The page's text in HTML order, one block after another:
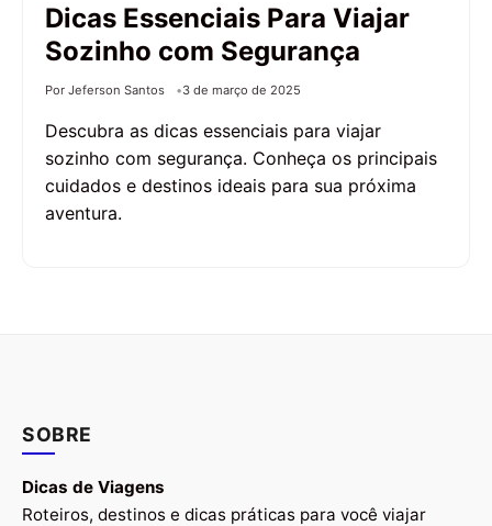
Dicas Essenciais Para Viajar
Sozinho com Segurança
Por Jeferson Santos 3 de março de 2025
Descubra as dicas essenciais para viajar
sozinho com segurança. Conheça os principais
cuidados e destinos ideais para sua próxima
aventura.
SOBRE
Dicas de Viagens
Roteiros, destinos e dicas práticas para você viajar